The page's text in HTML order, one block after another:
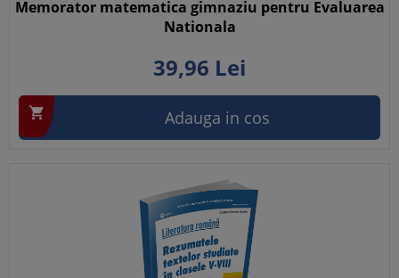
Memorator matematica gimnaziu pentru Evaluarea
Nationala
39,96 Lei
 Adauga in cos